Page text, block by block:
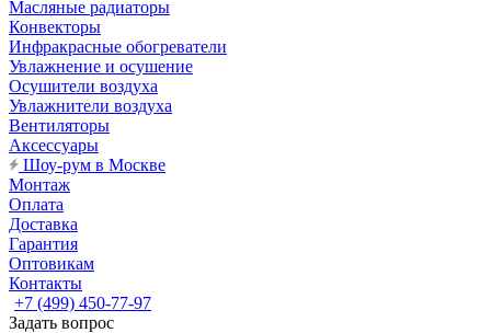
Масляные радиаторы
Конвекторы
Инфракрасные обогреватели
Увлажнение и осушение
Осушители воздуха
Увлажнители воздуха
Вентиляторы
Аксессуары
Шоу-рум в Москве
Монтаж
Оплата
Доставка
Гарантия
Оптовикам
Контакты
+7 (499) 450-77-97
Задать вопрос